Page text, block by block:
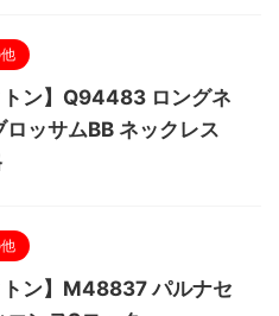
トン】Q94483 ロングネ
ロッサムBB ネックレス
トン】M48837 パルナセ